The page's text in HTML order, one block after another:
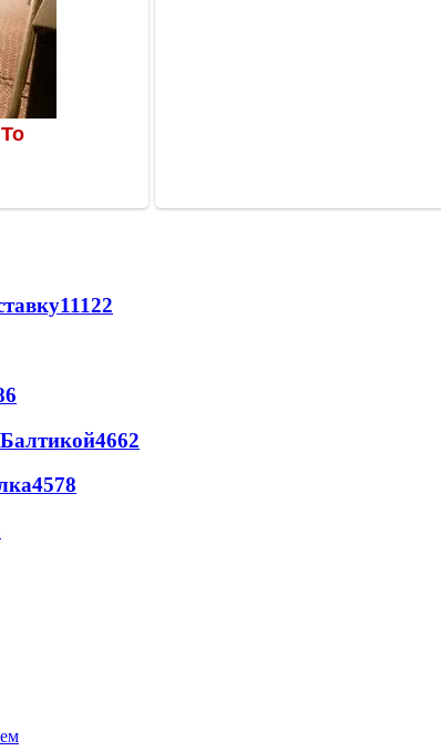
11122
4662
4578